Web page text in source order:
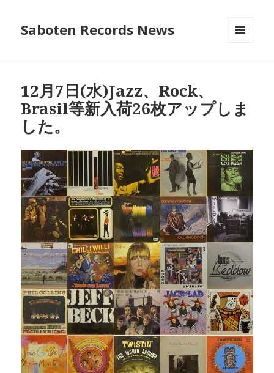
Saboten Records News
12月7日(水)Jazz、Rock、
Brasil等新入荷26枚アップしま
した。